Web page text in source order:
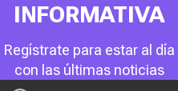
INFORMATIVA
Regístrate para estar al día
con las últimas noticias